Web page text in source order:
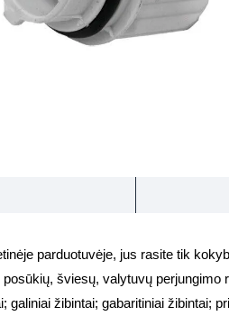
parduotuvėje, jus rasite tik
šviesų, valytuvų
galiniai žibintai; gabaritiniai žibintai;